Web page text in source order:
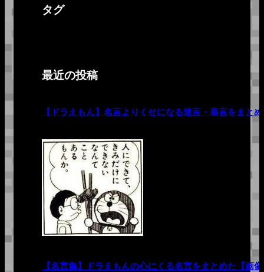
タグ
最近の投稿
【ドラえもん】名言よりくせになる迷言・暴言をまと
【名言集】ドラえもんの心にくる名言をまとめた【画